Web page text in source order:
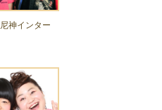
尼神インター